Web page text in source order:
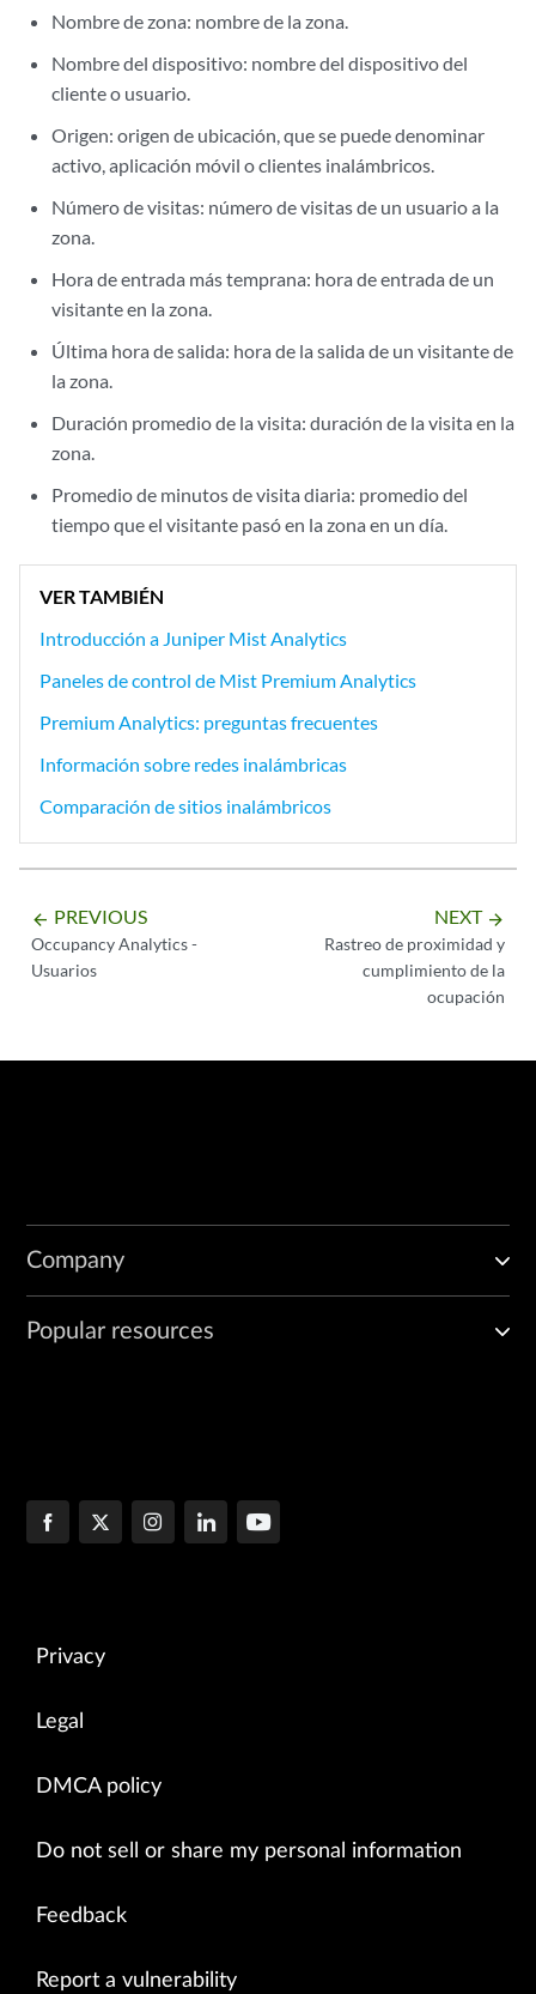
Nombre de zona: nombre de la zona.
Nombre del dispositivo: nombre del dispositivo del
cliente o usuario.
Origen: origen de ubicación, que se puede denominar
activo, aplicación móvil o clientes inalámbricos.
Número de visitas: número de visitas de un usuario a la
zona.
Hora de entrada más temprana: hora de entrada de un
visitante en la zona.
Última hora de salida: hora de la salida de un visitante de
la zona.
Duración promedio de la visita: duración de la visita en la
zona.
Promedio de minutos de visita diaria: promedio del
tiempo que el visitante pasó en la zona en un día.
VER TAMBIÉN
Introducción a Juniper Mist Analytics
Paneles de control de Mist Premium Analytics
Premium Analytics: preguntas frecuentes
Información sobre redes inalámbricas
Comparación de sitios inalámbricos
arrow_backward PREVIOUS
Occupancy Analytics -
Usuarios
NEXT arrow_forward
Rastreo de proximidad y
cumplimiento de la
ocupación
Company
Popular resources
Privacy
Legal
DMCA policy
Do not sell or share my personal information
Feedback
Report a vulnerability